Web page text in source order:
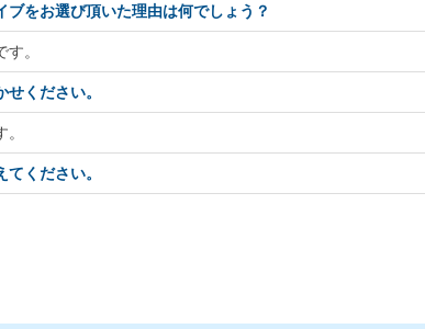
をお選び頂いた理由は何でしょう？
。
ください。
ください。